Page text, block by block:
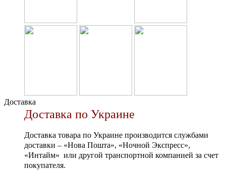
Доставка
Доставка по Украине
Доставка товара по Украине производится службами
доставки – «Нова Пошта», «Ночной Экспресс»,
«Интайм» или другой транспортной компанией за счет
покупателя.